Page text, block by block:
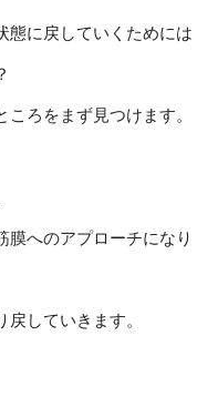
態に戻していくためには
ろをまず見つけます。
膜へのアプローチになり
していきます。